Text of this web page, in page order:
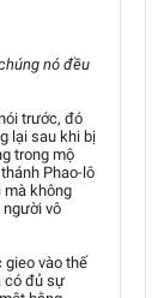
nó đều
trước, đó
lại sau khi bị
trong mộ
Phao-lô
mà không
vô
gieo vào thế
có đủ sự